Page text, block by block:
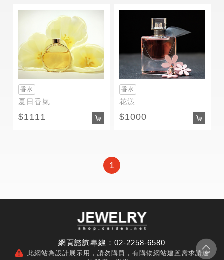
香水
夏日香氣
1111
香水
花漾
1000
1
網頁諮詢專線：02-2258-6580
此網站為設計展示用，請勿購買，有購物網站建置需求請連